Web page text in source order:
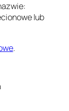
lub
.